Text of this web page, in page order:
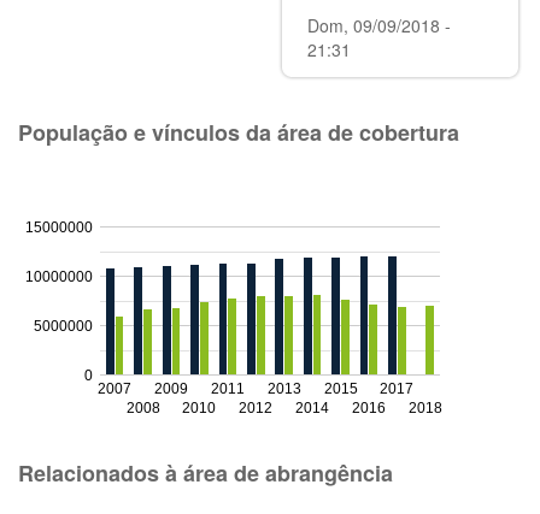
Dom, 09/09/2018 -
21:31
População e vínculos da área de cobertura
2007
2008
2009
2010
2011
2012
2013
2014
2015
2016
2017
2018
0
5000000
10000000
15000000
Relacionados à área de abrangência